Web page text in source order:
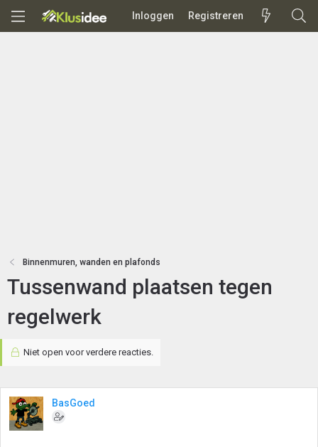
Inloggen Registreren
Binnenmuren, wanden en plafonds
Tussenwand plaatsen tegen
regelwerk
Niet open voor verdere reacties.
BasGoed